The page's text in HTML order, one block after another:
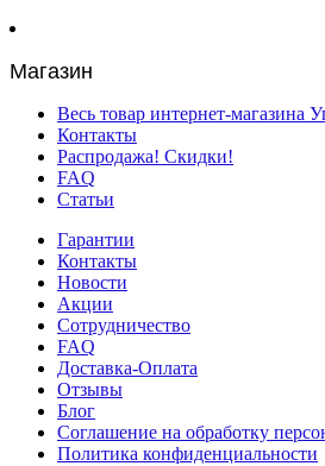
Магазин
Весь товар интернет-магазина
Контакты
Распродажа! Скидки!
FAQ
Статьи
Гарантии
Контакты
Новости
Акции
Сотрудничество
FAQ
Доставка-Оплата
Отзывы
Блог
Соглашение на обработку
Политика конфиденциальности